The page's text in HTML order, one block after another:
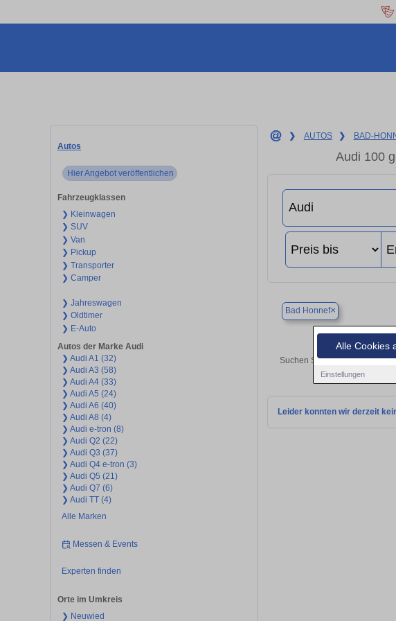
Alle Cookies
Einstellungen
Autos
Hier Angebot veröffentlichen
Fahrzeugklassen
❯ Kleinwagen
❯ SUV
❯ Van
❯ Pickup
❯ Transporter
❯ Camper
❯ Jahreswagen
❯ Oldtimer
❯ E-Auto
Autos der Marke Audi
❯ Audi A1 (32)
❯ Audi A3 (58)
❯ Audi A4 (33)
❯ Audi A5 (24)
❯ Audi A6 (40)
❯ Audi A8 (4)
❯ Audi e-tron (8)
❯ Audi Q2 (22)
❯ Audi Q3 (37)
❯ Audi Q4 e-tron (3)
❯ Audi Q5 (21)
❯ Audi Q7 (6)
❯ Audi TT (4)
Alle Marken
Messen & Events
Experten finden
Orte im Umkreis
❯ Neuwied
❯ AUTOS ❯ BAD-
Audi 100
Bad Honnef×
Suchen Sie in Bad Honnef
Leider konnten wir derzeit